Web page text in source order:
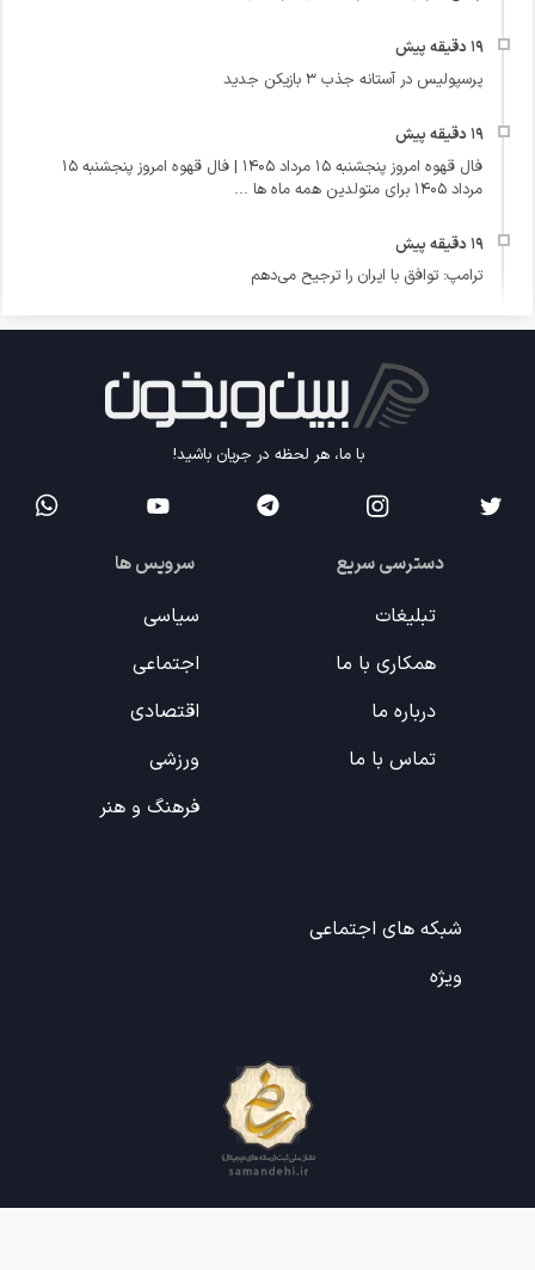
پرسپولیس در آستانه جذب ۳ بازیکن جدید
فال قهوه امروز پنجشنبه 15 مرداد 1405 | فال قهوه امروز پنجشنبه 15
مرداد 1405 برای متولدین همه ماه ها ...
ترامپ: توافق با ایران را ترجیح می‌دهم
با ما، هر لحظه در جریان باشید!
دسترسی سریع
تبلیغات
همکاری با ما
درباره ما
تماس با ما
سرویس ها
سیاسی
اجتماعی
اقتصادی
ورزشی
فرهنگ و هنر
شبکه های اجتماعی
ویژه